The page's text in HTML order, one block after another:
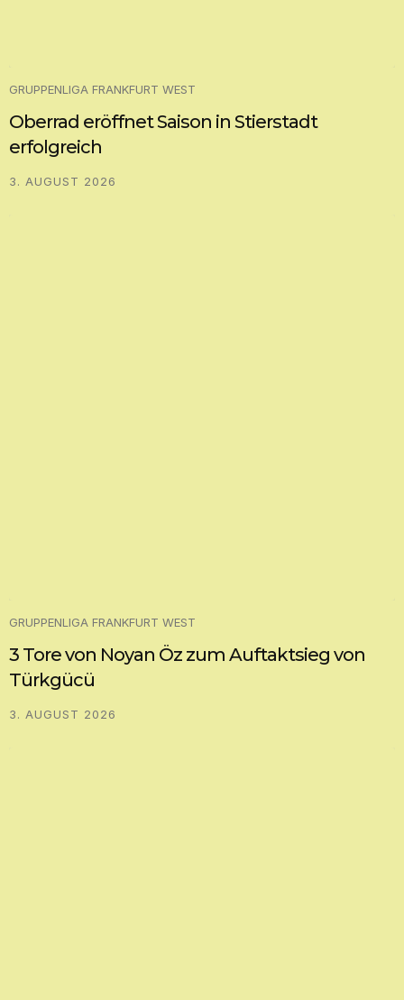
GRUPPENLIGA FRANKFURT WEST
Oberrad eröffnet Saison in Stierstadt
erfolgreich
3. AUGUST 2026
GRUPPENLIGA FRANKFURT WEST
3 Tore von Noyan Öz zum Auftaktsieg von
Türkgücü
3. AUGUST 2026